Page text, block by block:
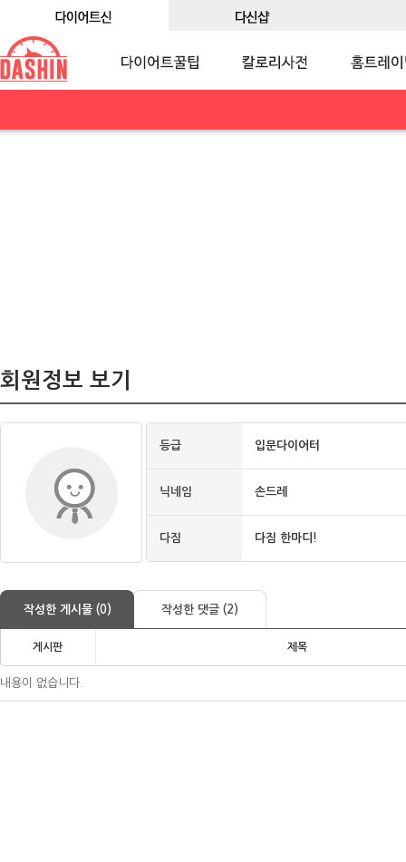
회원정보 보기
등급 입문다이어터
닉네임 손드레
다짐 다짐 한마디!
작성한 게시물 (0) 작성한 댓글 (2)
게시판 제목
내용이 없습니다.